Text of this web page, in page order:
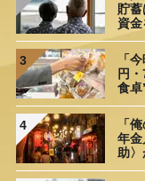
貯
資
3
「
円
食卓
4
「
年金
助